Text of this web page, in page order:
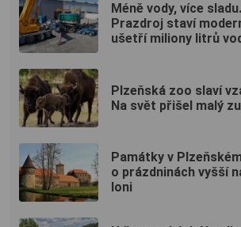
Méně vody, více
Prazdroj staví
ušetří miliony litrů
Plzeňská zoo slaví
Na svět přišel malý
Památky v
o prázdninách vyšší
loni